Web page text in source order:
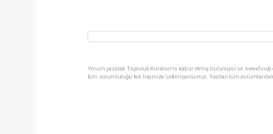
Yorum yazarak Topluluk Kuralları’nı kabul etmiş bulunuyor ve
tüm sorumluluğu tek başınıza üstleniyorsunuz. Yazılan tüm